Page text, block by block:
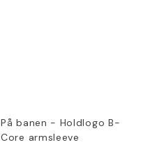
På banen - Holdlogo B-
Core armsleeve